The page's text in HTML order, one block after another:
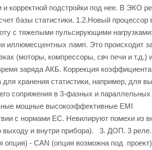
и корректной подстройки под нее. В ЭКО
базы статистики. 1.2.Новый процессор
с тяжелыми пульсирующими
иллюмесцентных ламп. Это происходит
(моторы, компрессоры, свч печи и т.д.)
заряда АКБ. Коррекция
хранения статистики, например, для
сопряжения в 3-фазных и параллельных
мощные высокоэффективные EMI
с нормами ЕС. Невилируют помехи из
выходу и внутри прибора). 3. ДОП. 3
опция) - CAN (опция возможна под